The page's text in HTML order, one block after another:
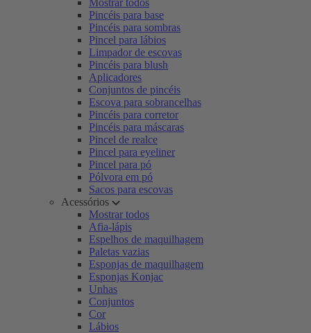
Mostrar todos
Pincéis para base
Pincéis para sombras
Pincel para lábios
Limpador de escovas
Pincéis para blush
Aplicadores
Conjuntos de pincéis
Escova para sobrancelhas
Pincéis para corretor
Pincéis para máscaras
Pincel de realce
Pincel para eyeliner
Pincel para pó
Pólvora em pó
Sacos para escovas
Acessórios
Mostrar todos
Afia-lápis
Espelhos de maquilhagem
Paletas vazias
Esponjas de maquilhagem
Esponjas Konjac
Unhas
Conjuntos
Cor
Lábios